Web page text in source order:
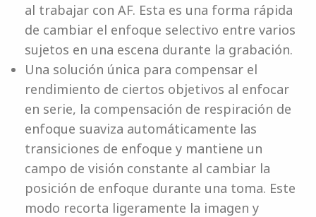
al trabajar con AF. Esta es una forma rápida
de cambiar el enfoque selectivo entre varios
sujetos en una escena durante la grabación.
Una solución única para compensar el
rendimiento de ciertos objetivos al enfocar
en serie, la compensación de respiración de
enfoque suaviza automáticamente las
transiciones de enfoque y mantiene un
campo de visión constante al cambiar la
posición de enfoque durante una toma. Este
modo recorta ligeramente la imagen y